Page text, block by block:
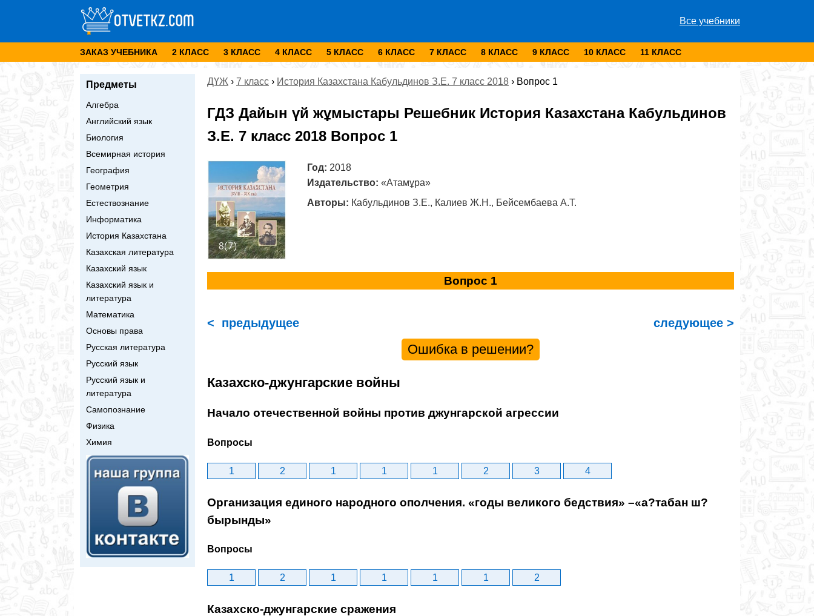
Все учебники
ЗАКАЗ УЧЕБНИКА 2 КЛАСС 3 КЛАСС 4 КЛАСС 5 КЛАСС 6 КЛАСС 7 КЛАСС 8 КЛАСС 9 КЛАСС 10 КЛАСС 11 КЛАСС
Предметы
Алгебра
Английский язык
Биология
Всемирная история
География
Геометрия
Естествознание
Информатика
История Казахстана
Казахская литература
Казахский язык
Казахский язык и
литература
Математика
Основы права
Русская литература
Русский язык
Русский язык и
литература
Самопознание
Физика
Химия
ДҮЖ › 7 класс › История Казахстана Кабульдинов З.Е. 7 класс 2018 › Вопрос 1
ГДЗ Дайын үй жұмыстары Решебник История Казахстана Кабульдинов
З.Е. 7 класс 2018 Вопрос 1
Год: 2018
Издательство: «Атамұра»
Авторы: Кабульдинов З.Е., Калиев Ж.Н., Бейсембаева А.Т.
Вопрос 1
< предыдущее следующее >
Ошибка в решении?
Казахско-джунгарские войны
Начало отечественной войны против джунгарской агрессии
Вопросы
1 2 1 1 1 2 3 4
Организация единого народного ополчения. «годы великого бедствия» –«а?табан ш?
бырынды»
Вопросы
1 2 1 1 1 1 2
Казахско-джунгарские сражения